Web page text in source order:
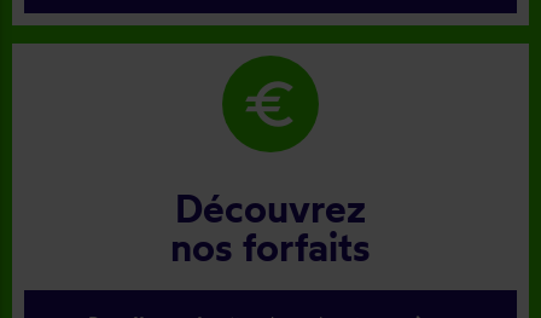
euro
Découvrez
nos forfaits